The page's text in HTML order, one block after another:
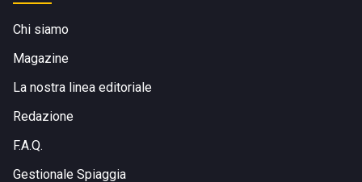
Chi siamo
Magazine
La nostra linea editoriale
Redazione
F.A.Q.
Gestionale Spiaggia